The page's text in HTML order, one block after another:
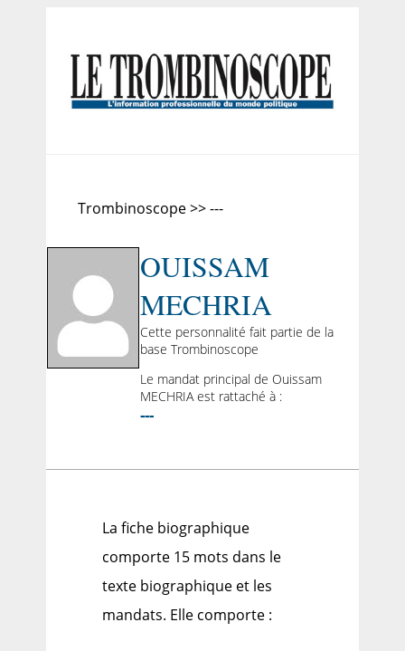
Trombinoscope >> ---
OUISSAM
MECHRIA
Cette personnalité fait partie de la
base Trombinoscope
Le mandat principal de Ouissam
MECHRIA est rattaché à :
---
La fiche biographique
comporte 15 mots dans le
texte biographique et les
mandats. Elle comporte :